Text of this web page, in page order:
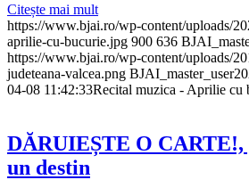
Citește mai mult
https://www.bjai.ro/wp-content/uploads/
aprilie-cu-bucurie.jpg 900 636
https://www.bjai.ro/wp-content/uploads/
judeteana-valcea.png BJAI_master_user
04-08 11:42:33Recital muzica - Aprilie cu
DĂRUIEȘTE O CARTE!,
un destin